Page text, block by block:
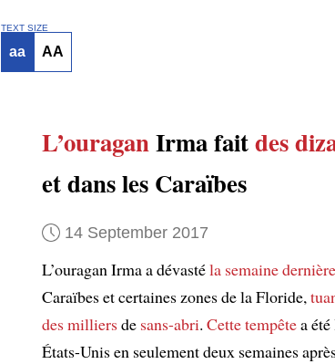
TEXT SIZE
aa AA
L’ouraganIrma faitdes
et dans les Caraïbes
14 September 2017
L’ouragan Irma a dévastéla semaine dernière
Caraïbes et certaines zones de la Floride,
des milliersde sans-abri. Cette tempêtea
États-Unis en seulement deux semaines